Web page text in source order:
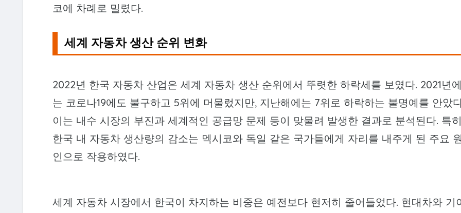
코에 차례로 밀렸다.
세계 자동차 생산 순위 변화
2022년 한국 자동차 산업은 세계 자동차 생산 순위에서 뚜렷한 하락세를 보였다. 2021년에
는 코로나19에도 불구하고 5위에 머물렀지만, 지난해에는 7위로 하락하는 불명예를 안았
이는 내수 시장의 부진과 세계적인 공급망 문제 등이 맞물려 발생한 결과로 분석된다. 특
한국 내 자동차 생산량의 감소는 멕시코와 독일 같은 국가들에게 자리를 내주게 된 주요 원
인으로 작용하였다.
세계 자동차 시장에서 한국이 차지하는 비중은 예전보다 현저히 줄어들었다. 현대차와 기